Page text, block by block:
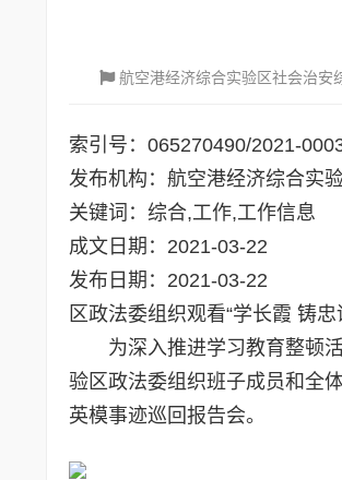
航空港经济综合实验区社会治安
索引号：065270490/2021-
发布机构：航空港经济综合实
关键词：综合,工作,工作信息
成文日期：2021-03-22
发布日期：2021-03-22
区政法委组织观看“学长霞 铸
为深入推进学习教育整顿
验区政法委组织班子成员和全
英模事迹巡回报告会。